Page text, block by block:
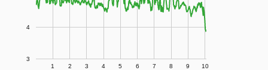
1 2 3 4 5 6 7 8 9 10
3
4